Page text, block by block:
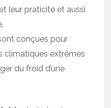
leur praticité et aussi
conçues pour
climatiques extrêmes
du froid d’une